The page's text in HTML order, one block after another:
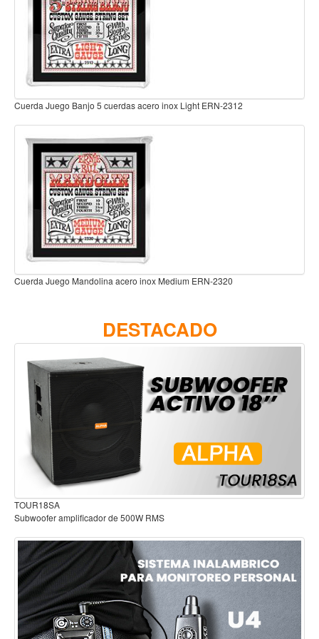
Teclado
Teclado Digital
Piano Digital
Sintetizadores
Controladores
Fundas
Amplificadores
Accesorios
Violin
Viola
Cello
Contrabajo
Viento
Acordeón y concertinas
Armonica
Clarinete
Cornetas y cornos
Flauta y pitos
Melodica
Saxofon
Trompeta
Tuba
Otros instrumentos de viento
Cañuelas
Cuerda juego ukulele soprano nylon Nyltech ADF-EJ88S
Cuerda Juego Ukulele soprano/concierto Fluorocarbono ADF-EJ99SC
DESTACADO
Audífonos para estudio